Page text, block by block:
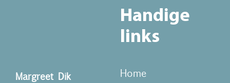
Margreet Dik
Handige
links
Home